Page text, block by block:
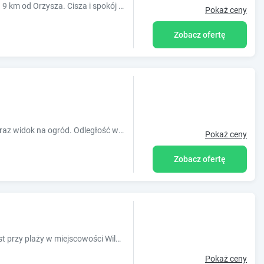
Dom w niewielkiej miejscowości Danowo, 9 km od Orzysza. Cisza i spokój na łonie natury. Zapraszamy. Pokaż ceny
Zobacz ofertę
Obiekt Kisielkowo oferuje taras, balkon oraz widok na ogród. Odległość ważnych miejsc od obiektu: Twierdza Boyen ? około 5,5 km. Obiekt zapewn Pokaż ceny
Zobacz ofertę
Obiekt Apartament Portowy położony jest przy plaży w miejscowości Wilkasy. Odległość ważnych miejsc od obiektu: Twierdza Boyen ? 4,1 km, Wio
Pokaż ceny